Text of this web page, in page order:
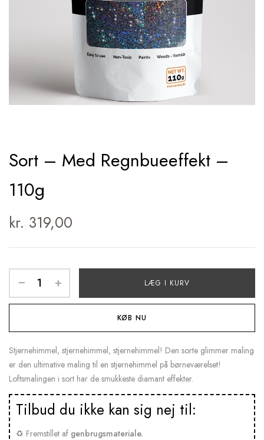
Sort – Med Regnbueeffekt –
110g
kr. 319,00
LÆG I KURV
KØB NU
Stjernehimmel, stjernehimmel, stjernehimmel! Den sorte glimmer maling
er den ultimative maling til en stjernehimmel på børneværelset!
Loftsmalingen i sort har de smukkeste diamant effekter.
Tilbud du ikke kan sig nej til:
♻ Fremstillet af genbrugsmateriale.